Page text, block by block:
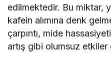
edilmektedir. Bu miktar,
kafein alımına denk
çarpıntı, mide
artış gibi olumsuz